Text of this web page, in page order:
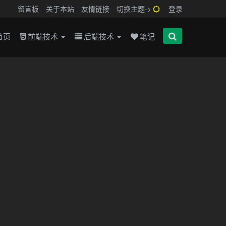
留言板 关于本站 友情链接 切换主题-> 登录
页 前端技术 后端技术 笔记